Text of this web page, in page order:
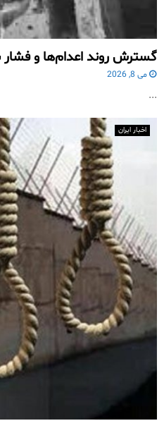
گسترش روند اعدام‌ها و فشار
می 8, 2026
...
اخبار ایران